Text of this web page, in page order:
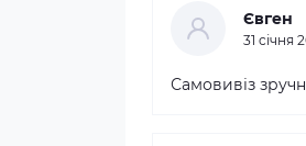
Євген
31 cічня
Самовивіз